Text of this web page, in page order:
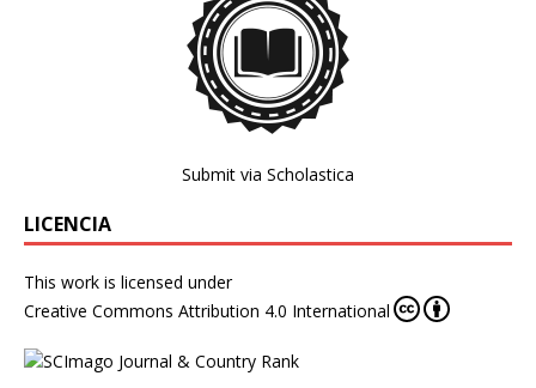
Submit via Scholastica
LICENCIA
This work is licensed under
Creative Commons Attribution 4.0 International